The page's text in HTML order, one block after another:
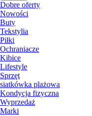
Dobre oferty
Nowości
Buty
Tekstylia
Piłki
Ochraniacze
Kibice
Lifestyle
Sprzęt
siatkówka plażowa
Kondycja fizyczna
Wyprzedaż
Marki